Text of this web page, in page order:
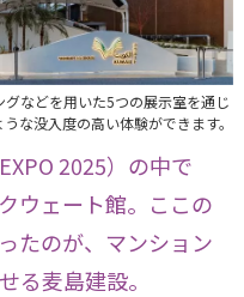
などを用いた5つの展示室を通じ
な没入度の高い体験ができます。
2025）の中で
ウェート館。ここの
たのが、マンション
る麦島建設。